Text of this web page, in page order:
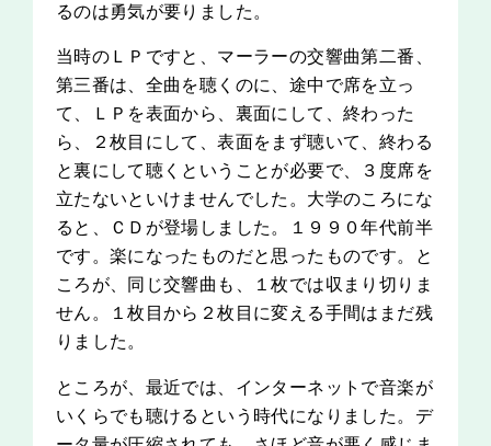
るのは勇気が要りました。
当時のＬＰですと、マーラーの交響曲第二番、
第三番は、全曲を聴くのに、途中で席を立っ
て、ＬＰを表面から、裏面にして、終わった
ら、２枚目にして、表面をまず聴いて、終わる
と裏にして聴くということが必要で、３度席を
立たないといけませんでした。大学のころにな
ると、ＣＤが登場しました。１９９０年代前半
です。楽になったものだと思ったものです。と
ころが、同じ交響曲も、１枚では収まり切りま
せん。１枚目から２枚目に変える手間はまだ残
りました。
ところが、最近では、インターネットで音楽が
いくらでも聴けるという時代になりました。デ